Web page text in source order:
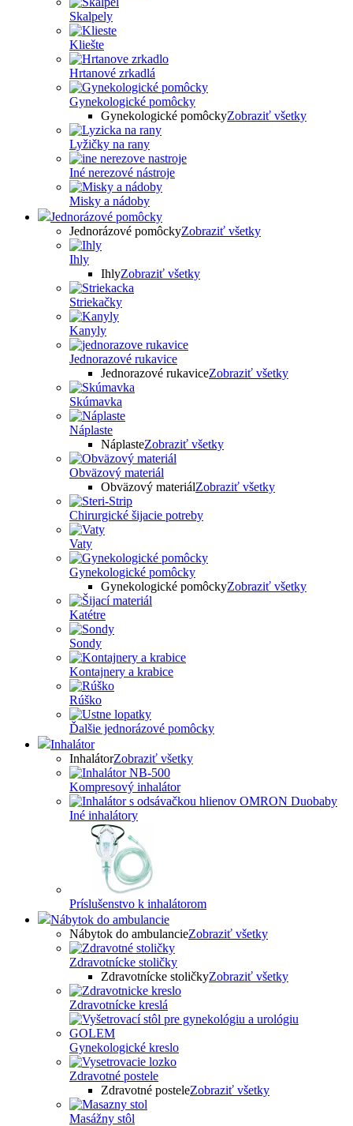
Skalpely
Kliešte
Hrtanové zrkadlá
Gynekologické pomôcky
Gynekologické pomôckyZobraziť všetky
Lyžičky na rany
Iné nerezové nástroje
Misky a nádoby
Jednorázové pomôcky
Jednorázové pomôckyZobraziť všetky
Ihly
IhlyZobraziť všetky
Striekačky
Kanyly
Jednorazové rukavice
Jednorazové rukaviceZobraziť všetky
Skúmavka
Náplaste
NáplasteZobraziť všetky
Obväzový materiál
Obväzový materiálZobraziť všetky
Chirurgické šijacie potreby
Vaty
Gynekologické pomôcky
Gynekologické pomôckyZobraziť všetky
Katétre
Sondy
Kontajnery a krabice
Rúško
Ďalšie jednorázové pomôcky
Inhalátor
InhalátorZobraziť všetky
Kompresový inhalátor
Iné inhalátory
Príslušenstvo k inhalátorom
Nábytok do ambulancie
Nábytok do ambulancieZobraziť všetky
Zdravotnícke stoličky
Zdravotnícke stoličkyZobraziť všetky
Zdravotnícke kreslá
Gynekologické kreslo
Zdravotné postele
Zdravotné posteleZobraziť všetky
Masážny stôl